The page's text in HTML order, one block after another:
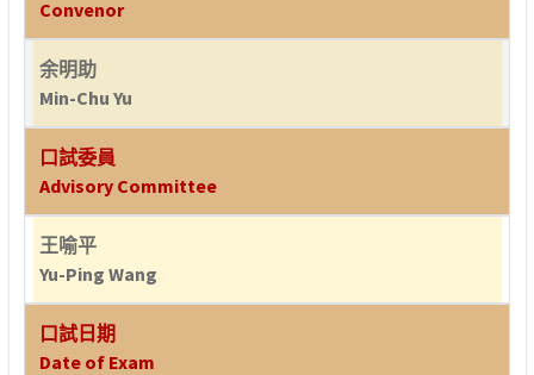
Convenor
余明助
Min-Chu Yu
口試委員
Advisory Committee
王喻平
Yu-Ping Wang
口試日期
Date of Exam